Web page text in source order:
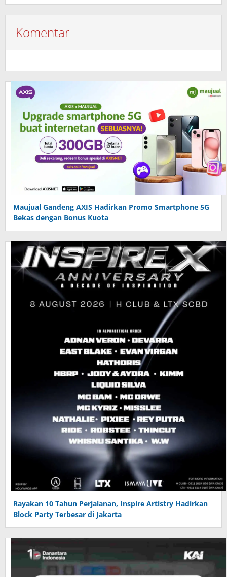
Komentar
Maujual Gandeng AXIS Hadirkan Promo Smartphone 5G
Bekas dengan Bonus Kuota
Rayakan 10 Tahun Perjalanan, Inspire Artistry Hadirkan
Block Party Terbesar di Jakarta